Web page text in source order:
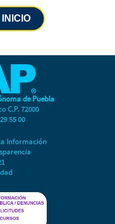
INICIO
de Puebla
C.P. 72000
55 00
Información